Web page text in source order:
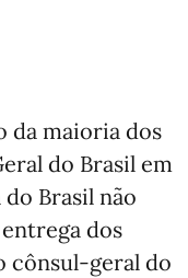
da maioria dos
do Brasil em
do Brasil não
dos
cônsul-geral do